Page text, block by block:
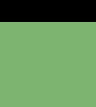
とデメリッ